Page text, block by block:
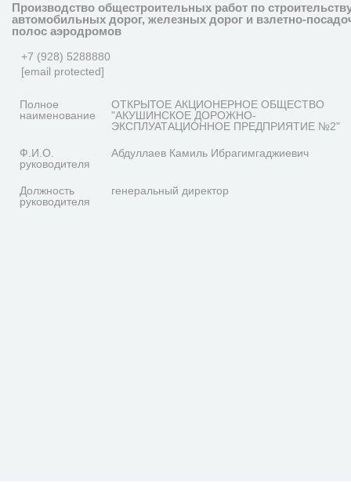
Производство общестроительных работ по
автомобильных дорог, железных дорог и взлетно-
полос аэродромов
+7 (928) 5288880
[email protected]
Полное
наименование
ОТКРЫТОЕ АКЦИОНЕРНОЕ ОБЩЕСТВО
"АКУШИНСКОЕ ДОРОЖНО-
ЭКСПЛУАТАЦИОННОЕ ПРЕДПРИЯТИЕ №2"
Ф.И.О.
руководителя
Абдуллаев Камиль Ибрагимгаджиевич
Должность
руководителя
генеральный директор